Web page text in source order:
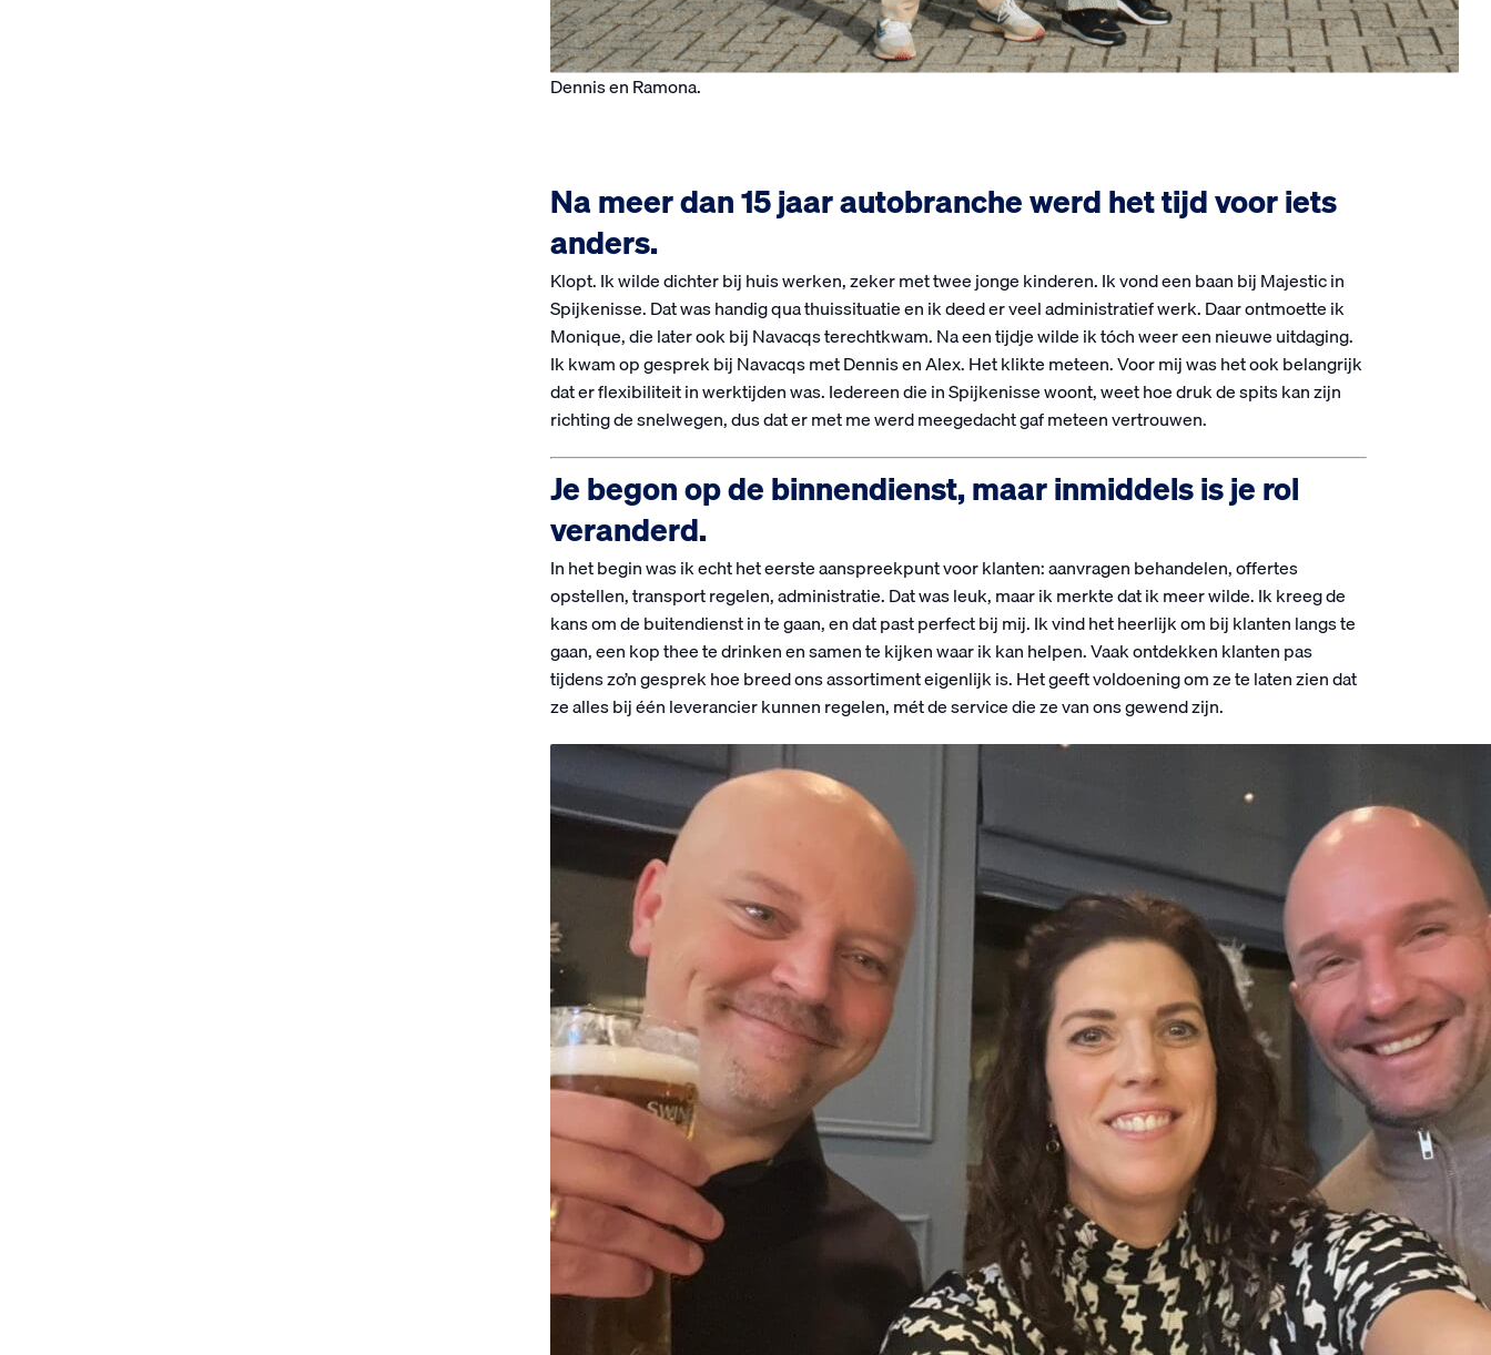
Dennis en Ramona.
Na meer dan 15 jaar autobranche werd het tijd voor iets
anders.
Klopt. Ik wilde dichter bij huis werken, zeker met twee jonge kinderen. Ik vond een baan bij Majestic in
Spijkenisse. Dat was handig qua thuissituatie en ik deed er veel administratief werk. Daar ontmoette ik
Monique, die later ook bij Navacqs terechtkwam. Na een tijdje wilde ik tóch weer een nieuwe uitdaging.
Ik kwam op gesprek bij Navacqs met Dennis en Alex. Het klikte meteen. Voor mij was het ook belangrijk
dat er flexibiliteit in werktijden was. Iedereen die in Spijkenisse woont, weet hoe druk de spits kan zijn
richting de snelwegen, dus dat er met me werd meegedacht gaf meteen vertrouwen.
Je begon op de binnendienst, maar inmiddels is je rol
veranderd.
In het begin was ik echt het eerste aanspreekpunt voor klanten: aanvragen behandelen, offertes
opstellen, transport regelen, administratie. Dat was leuk, maar ik merkte dat ik meer wilde. Ik kreeg de
kans om de buitendienst in te gaan, en dat past perfect bij mij. Ik vind het heerlijk om bij klanten langs te
gaan, een kop thee te drinken en samen te kijken waar ik kan helpen. Vaak ontdekken klanten pas
tijdens zo’n gesprek hoe breed ons assortiment eigenlijk is. Het geeft voldoening om ze te laten zien dat
ze alles bij één leverancier kunnen regelen, mét de service die ze van ons gewend zijn.